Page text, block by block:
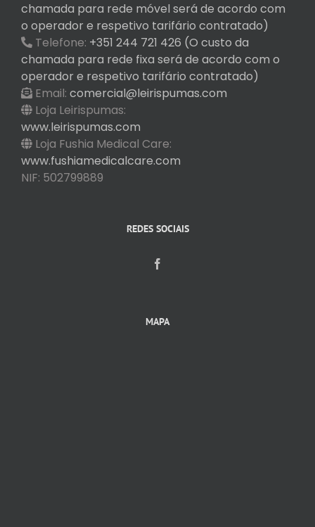
chamada para rede móvel será de acordo com
o operador e respetivo tarifário contratado)
Telefone: +351 244 721 426 (O custo da
chamada para rede fixa será de acordo com o
operador e respetivo tarifário contratado)
Email: comercial@leirispumas.com
Loja Leirispumas:
www.leirispumas.com
Loja Fushia Medical Care:
www.fushiamedicalcare.com
NIF: 502799889
REDES SOCIAIS
MAPA